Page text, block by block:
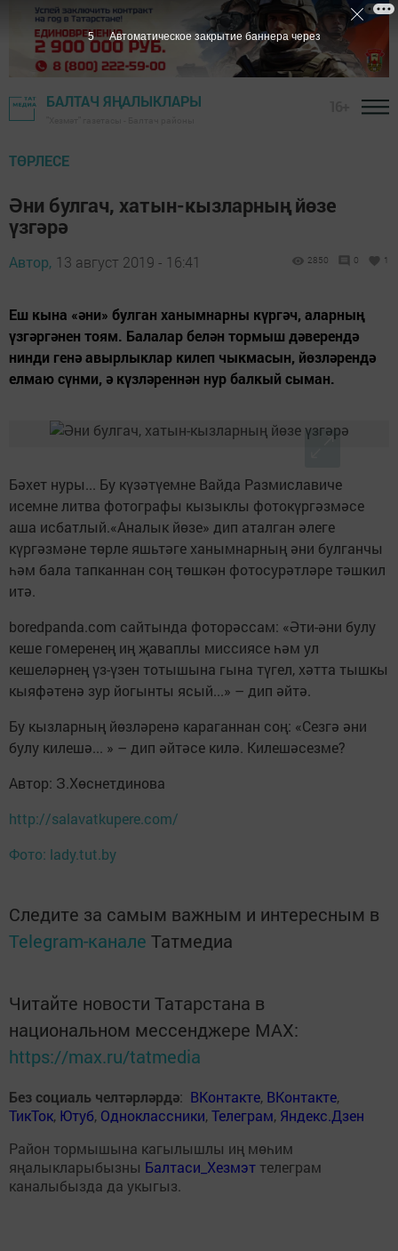
БАЛТАЧ ЯҢАЛЫКЛАРЫ
ТӨРЛЕСЕ
Әни булгач, хатын-кызларның йөзе
үзгәрә
Автор, 13 август 2019 - 16:41 2850 0 1
Еш кына «әни» булган ханымнарны күргәч, аларның
үзгәргәнен тоям. Балалар белән тормыш дәверендә
нинди генә авырлыклар килеп чыкмасын, йөзләрендә
елмаю сүнми, ә күзләреннән нур балкый сыман.
Бәхет нуры... Бу күзәтүемне Вайда Размиславиче
исемне литва фотографы кызыклы фотокүргәзмәсе
аша исбатлый.«Аналык йөзе» дип аталган әлеге
күргәзмәне төрле яшьтәге ханымнарның әни булганчы
һәм бала тапканнан соң төшкән фотосурәтләре тәшкил
итә.
boredpanda.com сайтында фоторәссам: «Әти-әни булу
кеше гомеренең иң җаваплы миссиясе һәм ул
кешеләрнең үз-үзен тотышына гына түгел, хәтта тышкы
кыяфәтенә зур йогынты ясый...» – дип әйтә.
Бу кызларның йөзләренә караганнан соң: «Сезгә әни
булу килешә... » – дип әйтәсе килә. Килешәсезме?
Автор: З.Хөснетдинова
http://salavatkupere.com/
Фото: lady.tut.by
Следите за самым важным и интересным в
Telegram-канале Татмедиа
Читайте новости Татарстана в
национальном мессенджере MАХ:
https://max.ru/tatmedia
Без социаль челтәрләрдә: ВКонтакте, ВКонтакте,
ТикТок, Ютуб, Одноклассники,Телеграм, Яндекс.Дзен
Район тормышына кагылышлы иң мөһим
яңалыкларыбызны Балтаси_Хезмэт телеграм
каналыбызда да укыгыз.
5 Автоматическое закрытие баннера через